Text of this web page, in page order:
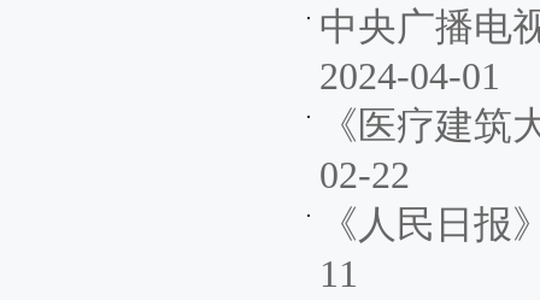
中央广播电
2024-04-01
《医疗建
02-22
《人民日
11